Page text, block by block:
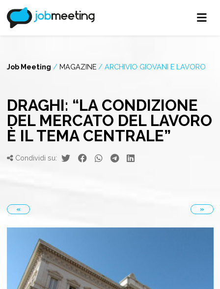
Job Meeting / MAGAZINE / ARCHIVIO GIOVANI E LAVORO
DRAGHI: “LA CONDIZIONE
DEL MERCATO DEL LAVORO
È IL TEMA CENTRALE”
Condividi su:
« »